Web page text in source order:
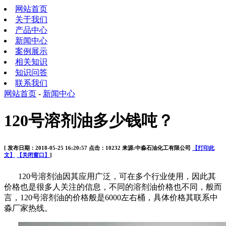
网站首页
关于我们
产品中心
新闻中心
案例展示
相关知识
知识问答
联系我们
网站首页 - 新闻中心
120号溶剂油多少钱吨？
[ 发布日期：2018-05-25 16:20:57 点击：10232 来源:中淼石油化工有限公司
【打印此
文】
【关闭窗口】 ]
120号溶剂油因其应用广泛，可在多个行业使用，因此其
价格也是很多人关注的信息，不同的溶剂油价格也不同，般而
言， 120号溶剂油的价格般是6000左右桶，具体价格其联系中
淼厂家热线。